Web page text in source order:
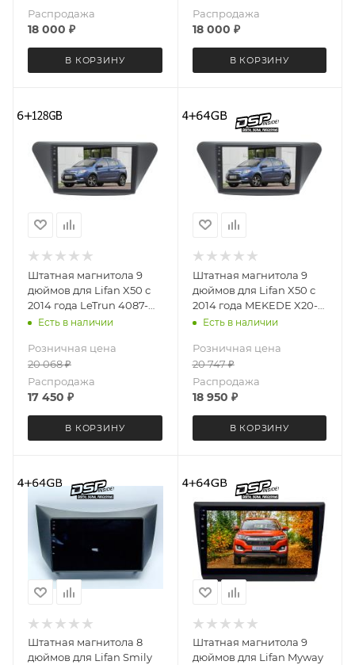
Распродажа
18 000 ₽
В КОРЗИНУ
Распродажа
18 000 ₽
В КОРЗИНУ
Штатная магнитола 9
дюймов для Lifan X50 с
2014 года LeTrun 4087-
6494 Android 12 UIS8581A
Есть в наличии
Розничная цена
20 068₽
Распродажа
17 450 ₽
В КОРЗИНУ
Штатная магнитола 9
дюймов для Lifan X50 с
2014 года MEKEDE X20-
W 4087-6829 Android 13
9863A DSP
Есть в наличии
Розничная цена
20 747₽
Распродажа
18 950 ₽
В КОРЗИНУ
Штатная магнитола 8
дюймов для Lifan Smily
Штатная магнитола 9
дюймов для Lifan Myway